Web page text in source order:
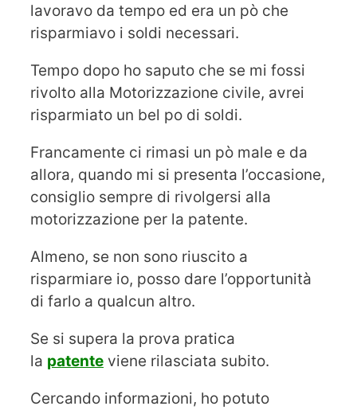
lavoravo da tempo ed era un pò che
risparmiavo i soldi necessari.
Tempo dopo ho saputo che se mi fossi
rivolto alla Motorizzazione civile, avrei
risparmiato un bel po di soldi.
Francamente ci rimasi un pò male e da
allora, quando mi si presenta l’occasione,
consiglio sempre di rivolgersi alla
motorizzazione per la patente.
Almeno, se non sono riuscito a
risparmiare io, posso dare l’opportunità
di farlo a qualcun altro.
Se si supera la prova pratica
la patente viene rilasciata subito.
Cercando informazioni, ho potuto